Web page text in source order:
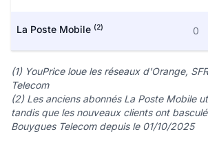
La Poste Mobile (2) 0
(1) YouPrice loue les réseaux d'Orange,
Telecom
(2) Les anciens abonnés La Poste Mobile
tandis que les nouveaux clients ont
Bouygues Telecom depuis le 01/10/2025